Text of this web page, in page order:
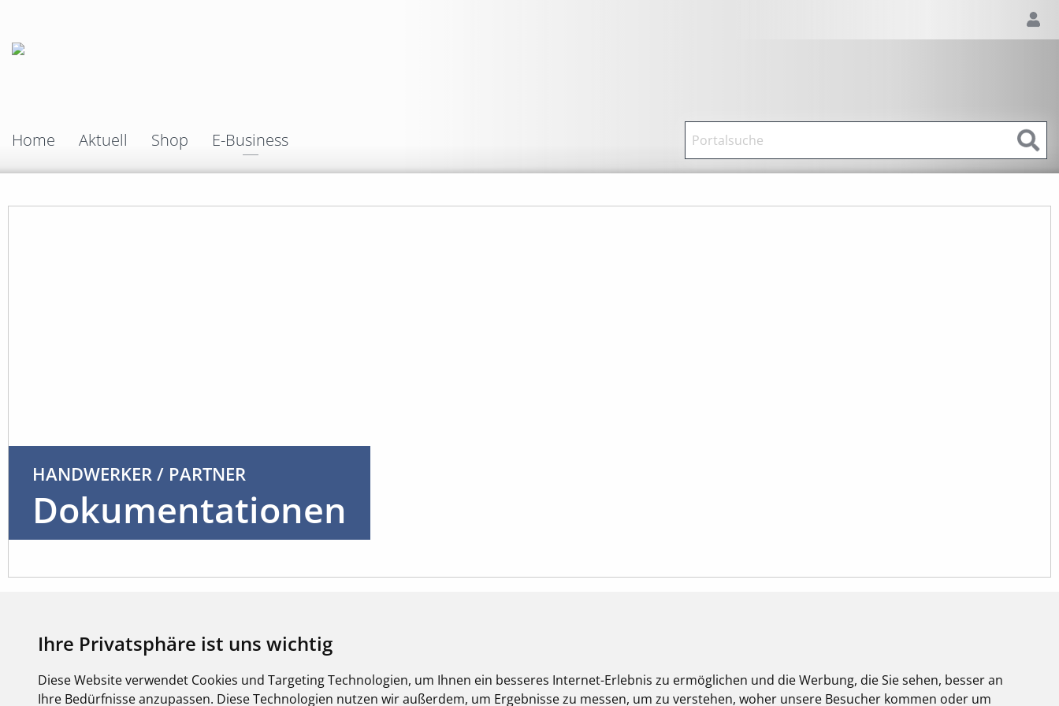
Ihre Privatsphäre ist uns wichtig
Diese Website verwendet Cookies und Targeting Technologien, um Ihnen ein besseres Internet-Erlebnis zu ermöglichen und die Werbung, die Sie sehen, besser an
Ihre Bedürfnisse anzupassen. Diese Technologien nutzen wir außerdem, um Ergebnisse zu messen, um zu verstehen, woher unsere Besucher kommen oder um
Home Aktuell Shop E-Business
HANDWERKER / PARTNER
Dokumentationen
SCHRITT FÜR SCHRITT